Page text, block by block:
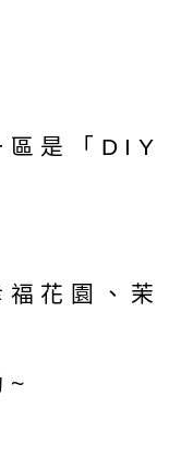
區是「DIY
花園、茉
~